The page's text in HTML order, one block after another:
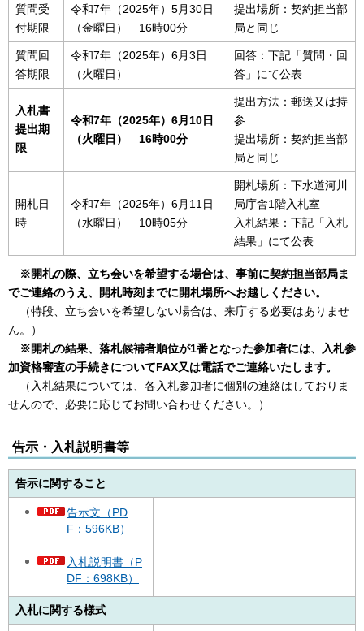
質問受
付期限
令和7年（2025年）5月30日
（金曜日） 16時00分
提出場所：契約担当部
局と同じ
質問回
答期限
令和7年（2025年）6月3日
（火曜日）
回答：下記「質問・回
答」にて公表
入札書
提出期
限
令和7年（2025年）6月10日
（火曜日） 16時00分
提出方法：郵送又は持
参
提出場所：契約担当部
局と同じ
開札日
時
令和7年（2025年）6月11日
（水曜日） 10時05分
開札場所：下水道河川
局庁舎1階入札室
入札結果：下記「入札
結果」にて公表
※開札の際、立ち会いを希望する場合は、事前に契約担当部局ま
でご連絡のうえ、開札時刻までに開札場所へお越しください。
（特段、立ち会いを希望しない場合は、来庁する必要はありませ
ん。）
※開札の結果、落札候補者順位が1番となった参加者には、入札参
加資格審査の手続きについてFAX又は電話でご連絡いたします。
（入札結果については、各入札参加者に個別の連絡はしておりま
せんので、必要に応じてお問い合わせください。）
告示・入札説明書等
告示に関すること
告示文（PD
F：596KB）
入札説明書（P
DF：698KB）
入札に関する様式